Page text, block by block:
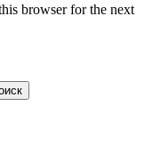
browser for the next